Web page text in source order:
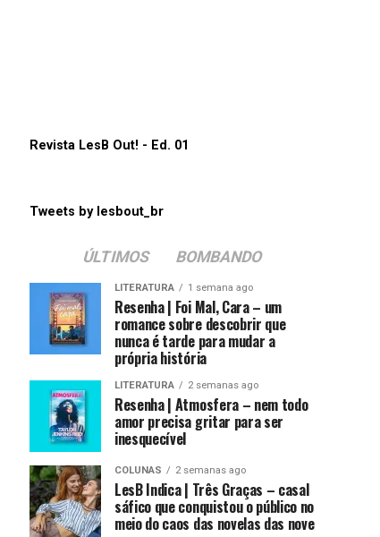
Revista LesB Out! - Ed. 01
Tweets by lesbout_br
ÚLTIMOS BOMBANDO
LITERATURA 1 semana ago
Resenha | Foi Mal, Cara – um
romance sobre descobrir que
nunca é tarde para mudar a
própria história
LITERATURA 2 semanas ago
Resenha | Atmosfera – nem todo
amor precisa gritar para ser
inesquecível
COLUNAS 2 semanas ago
LesB Indica | Três Graças – casal
sáfico que conquistou o público no
meio do caos das novelas das nove